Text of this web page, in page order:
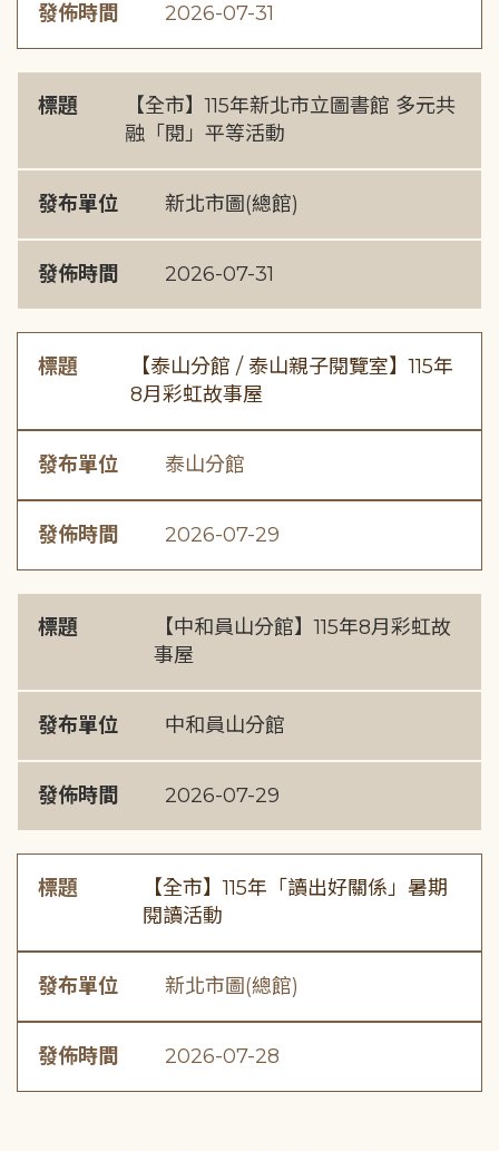
發佈時間 2026-07-31
標題
【全市】115年新北市立圖書館 多元共
融「閱」平等活動
發布單位 新北市圖(總館)
發佈時間 2026-07-31
標題
【泰山分館 / 泰山親子閱覽室】115年
8月彩虹故事屋
發布單位 泰山分館
發佈時間 2026-07-29
標題
【中和員山分館】115年8月彩虹故
事屋
發布單位 中和員山分館
發佈時間 2026-07-29
標題
【全市】115年「讀出好關係」暑期
閱讀活動
發布單位 新北市圖(總館)
發佈時間 2026-07-28